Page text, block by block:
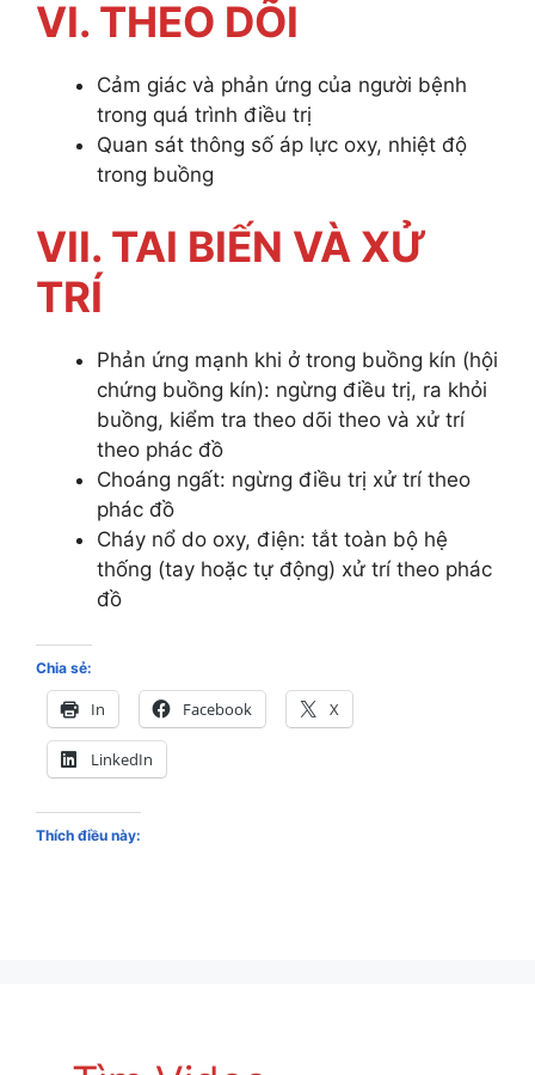
VI. THEO DÕI
Cảm giác và phản ứng của người bệnh
trong quá trình điều trị
Quan sát thông số áp lực oxy, nhiệt độ
trong buồng
VII. TAI BIẾN VÀ XỬ
TRÍ
Phản ứng mạnh khi ở trong buồng kín (hội
chứng buồng kín): ngừng điều trị, ra khỏi
buồng, kiểm tra theo dõi theo và xử trí
theo phác đồ
Choáng ngất: ngừng điều trị xử trí theo
phác đồ
Cháy nổ do oxy, điện: tắt toàn bộ hệ
thống (tay hoặc tự động) xử trí theo phác
đồ
Chia sẻ:
In Facebook X
LinkedIn
Thích điều này: